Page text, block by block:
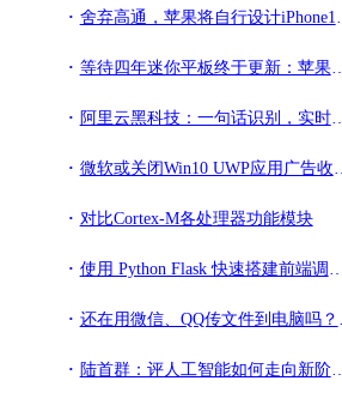
舍弃高通，苹果将自行设计iPhone12天线，真的能够搞定5G信号吗？
等待四年迷你平板终于更新：苹果发布两款新iPad 中国区2999元起售
阿里云黑科技：一句话识别，实时将语音转文字，你应该见识过
微软或关闭Win10 UWP应用广告收益平台
对比Cortex-M各处理器功能模块
使用 Python Flask 快速搭建前端调试后台
还在用微信、QQ传文件到电脑吗？花粉不妨试试Huawei Share功能
陆首群：评人工智能如何走向新阶段？